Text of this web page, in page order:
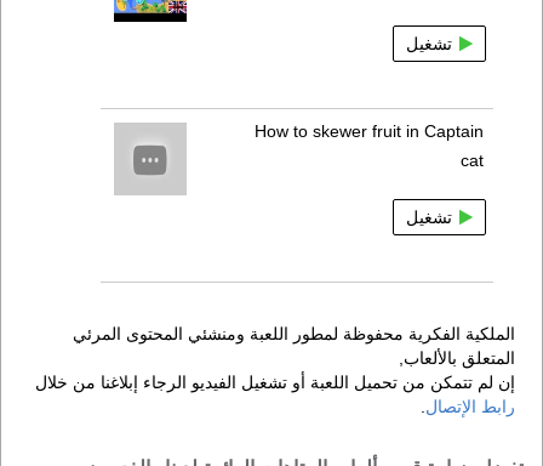
تشغيل
How to skewer fruit in Captain
cat
تشغيل
الملكية الفكرية محفوظة لمطور اللعبة ومنشئي المحتوى المرئي
المتعلق بالألعاب,
إن لم تتمكن من تحميل اللعبة أو تشغيل الفيديو الرجاء إبلاغنا من خلال
رابط الإتصال